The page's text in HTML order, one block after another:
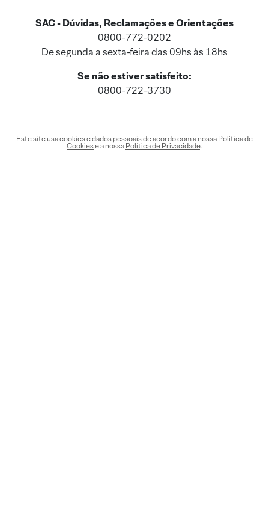
SAC - Dúvidas, Reclamações e Orientações
0800-772-0202
De segunda a sexta-feira das 09hs às 18hs
Se não estiver satisfeito:
0800-722-3730
Este site usa cookies e dados pessoais de acordo com a nossa Política de
Cookiese a nossa Política de Privacidade.